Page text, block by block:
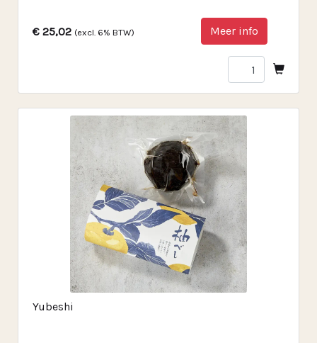
€ 25,02 (excl. 6% BTW) Meer info
Yubeshi